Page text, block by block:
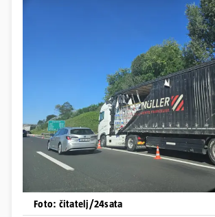
Foto: čitatelj/24sata